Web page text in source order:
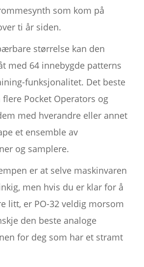
som kom på
ti år siden.
størrelse kan den
med 64 innebygde patterns
funksjonalitet. Det beste
Pocket Operators og
med hverandre eller annet
et ensemble av
og samplere.
er at selve maskinvaren
men hvis du er klar for å
litt, er PO-32 veldig morsom
den beste analoge
for deg som har et stramt